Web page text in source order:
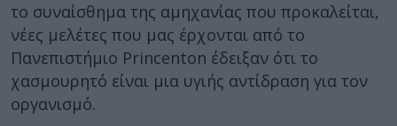
το συναίσθημα της αμηχανίας που προκαλείται,
νέες μελέτες που μας έρχονται από το
Πανεπιστήμιο Princenton έδειξαν ότι το
χασμουρητό είναι μια υγιής αντίδραση για τον
οργανισμό.